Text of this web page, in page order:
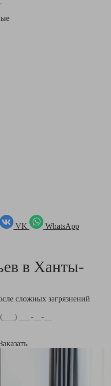
VK
WhatsApp
в Ханты-
сложных загрязнений